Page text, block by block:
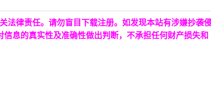
法律责任。请勿盲目下载注册。如发现本站有涉嫌抄袭
息的真实性及准确性做出判断，不承担任何财产损失和